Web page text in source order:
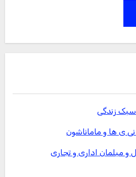
سبک زندگی
نی ی ها و ماماناشون
و مبلمان اداری و تجاری